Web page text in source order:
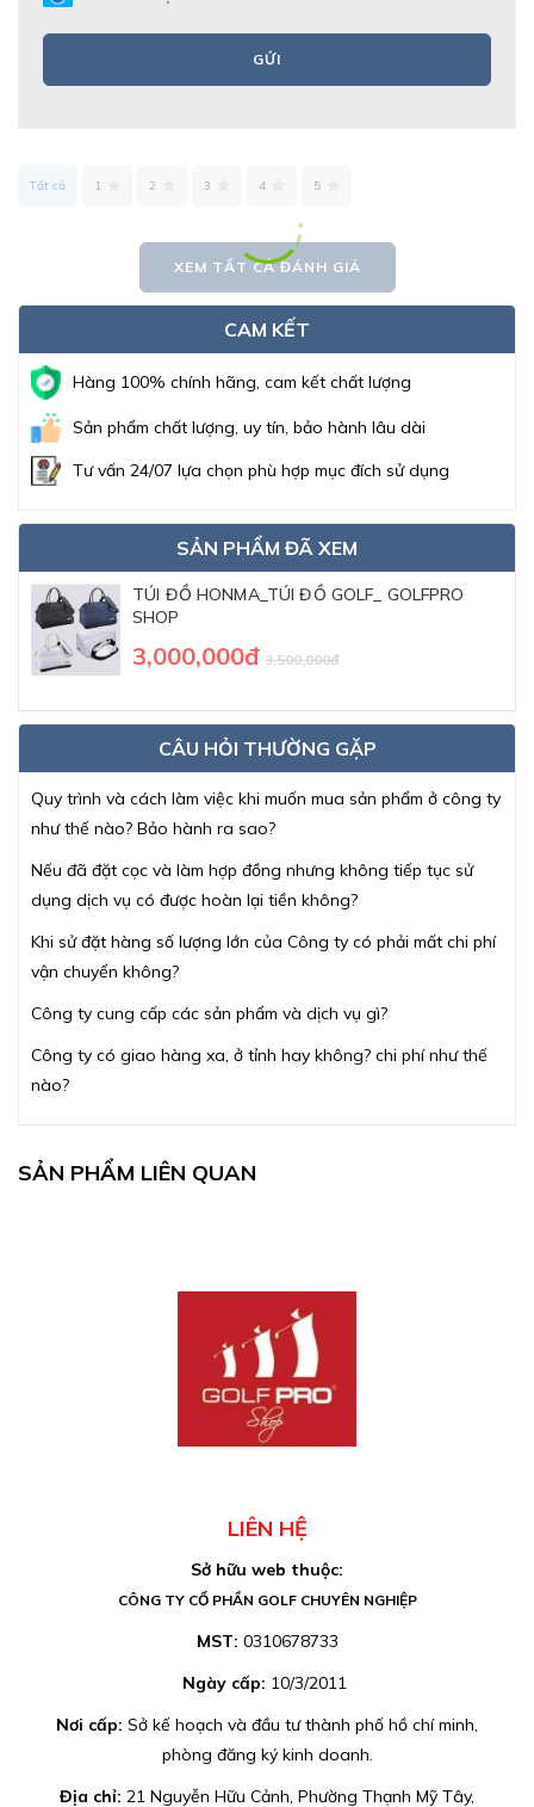
GỬI
Tất cả 1 2 3 4 5
XEM TẤT CẢ ĐÁNH GIÁ
CAM KẾT
Hàng 100% chính hãng, cam kết chất lượng
Sản phẩm chất lượng, uy tín, bảo hành lâu dài
Tư vấn 24/07 lựa chọn phù hợp mục đích sử dụng
SẢN PHẨM ĐÃ XEM
TÚI ĐỒ HONMA_TÚI ĐỒ GOLF_ GOLFPRO
SHOP
3,000,000đ 3,500,000đ
CÂU HỎI THƯỜNG GẶP
Quy trình và cách làm việc khi muốn mua sản phẩm ở công ty
như thế nào? Bảo hành ra sao?
Nếu đã đặt cọc và làm hợp đồng nhưng không tiếp tục sử
dụng dịch vụ có được hoàn lại tiền không?
Khi sử đặt hàng số lượng lớn của Công ty có phải mất chi phí
vận chuyển không?
Công ty cung cấp các sản phẩm và dịch vụ gì?
Công ty có giao hàng xa, ở tỉnh hay không? chi phí như thế
nào?
SẢN PHẨM LIÊN QUAN
LIÊN HỆ
Sở hữu web thuộc:
CÔNG TY CỔ PHẦN GOLF CHUYÊN NGHIỆP
MST: 0310678733
Ngày cấp: 10/3/2011
Nơi cấp: Sở kế hoạch và đầu tư thành phố hồ chí minh,
phòng đăng ký kinh doanh.
Địa chỉ: 21 Nguyễn Hữu Cảnh, Phường Thạnh Mỹ Tây,